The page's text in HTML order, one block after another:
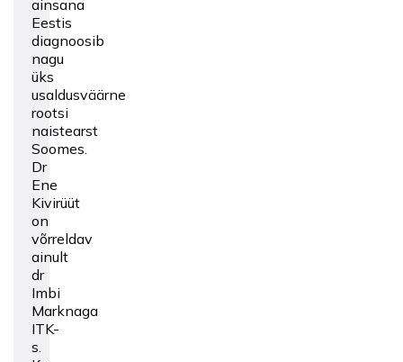
ainsana
Eestis
diagnoosib
nagu
üks
usaldusväärne
rootsi
naistearst
Soomes.
Dr
Ene
Kivirüüt
on
võrreldav
ainult
dr
Imbi
Marknaga
ITK-
s.